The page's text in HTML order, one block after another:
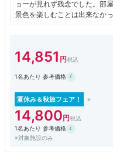
ョーが見れず残念でした。部
景色を楽しむことは出来なか
在中はいつ行っても混んでな
14,851
1名あたり 参考価格
夏休み＆秋旅フェア！
14,800
1名あたり 参考価格
※対象施設のみ